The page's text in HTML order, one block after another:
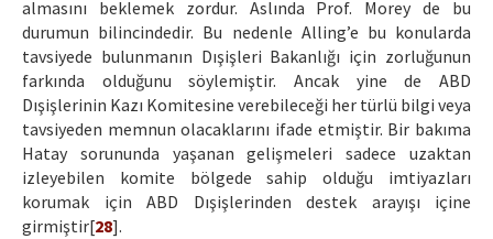
almasını beklemek zordur. Aslında Prof. Morey de bu
durumun bilincindedir. Bu nedenle Alling’e bu konularda
tavsiyede bulunmanın Dışişleri Bakanlığı için zorluğunun
farkında olduğunu söylemiştir. Ancak yine de ABD
Dışişlerinin Kazı Komitesine verebileceği her türlü bilgi veya
tavsiyeden memnun olacaklarını ifade etmiştir. Bir bakıma
Hatay sorununda yaşanan gelişmeleri sadece uzaktan
izleyebilen komite bölgede sahip olduğu imtiyazları
korumak için ABD Dışişlerinden destek arayışı içine
girmiştir[28].